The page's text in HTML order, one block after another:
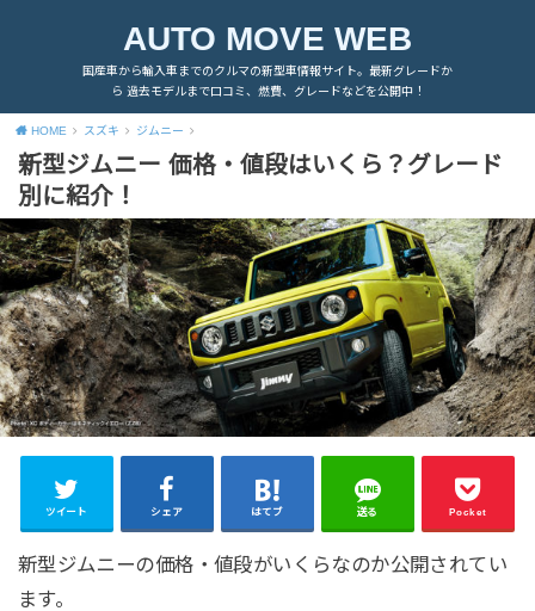
AUTO MOVE WEB
国産車から輸入車までのクルマの新型車情報サイト。最新グレードか
ら 過去モデルまで口コミ、燃費、グレードなどを公開中！
HOME スズキ ジムニー
新型ジムニー 価格・値段はいくら？グレード
別に紹介！
ツイート シェア はてブ 送る Pocket
新型ジムニーの価格・値段がいくらなのか公開されてい
ます。